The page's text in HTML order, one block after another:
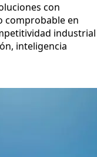
con
comprobable en
industrial
inteligencia